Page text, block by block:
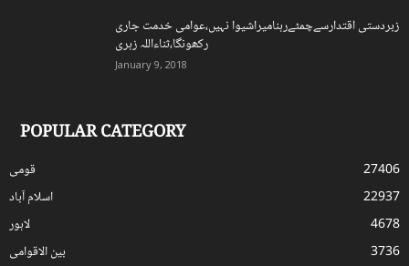
زبردستی اقتدارسےچمٹےرہنامیراشیوا نہیں،عوامی خدمت جاری
رکھونگا،ثناءاللہ زہری
January 9, 2018
POPULAR CATEGORY
قومی
27406
اسلام آباد
22937
لاہور
4678
بین الاقوامی
3736